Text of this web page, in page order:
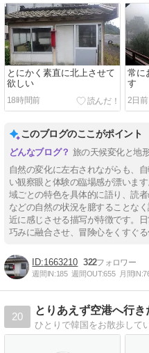
とにかく素直に北上させて
欲しい
18時間前
常に
す
2日前
このブログのここがポイント
旅の天候変化と地
自然の変化に左右されながらも、
い観察眼と体験の臨場感が漂いま
域ごとの特色を具体的に語り、読
などの自然の状況を臆することな
近に感じさせる描写が特徴です。
巧みに融合させ、冒険心をくすぐる
1663210 322
週間IN:185 週間OUT:655 月間IN:
20
とりあえず空港へ行
ひとりで韓国をお散歩して